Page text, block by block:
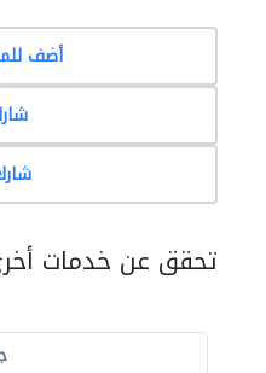
أضف
تحقق عن خدمات